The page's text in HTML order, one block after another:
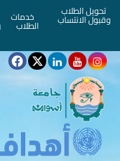
تحويل الطلاب
وقبول الانتساب خدمات
الطلاب